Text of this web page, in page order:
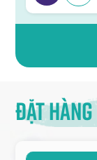
Đặt hàng